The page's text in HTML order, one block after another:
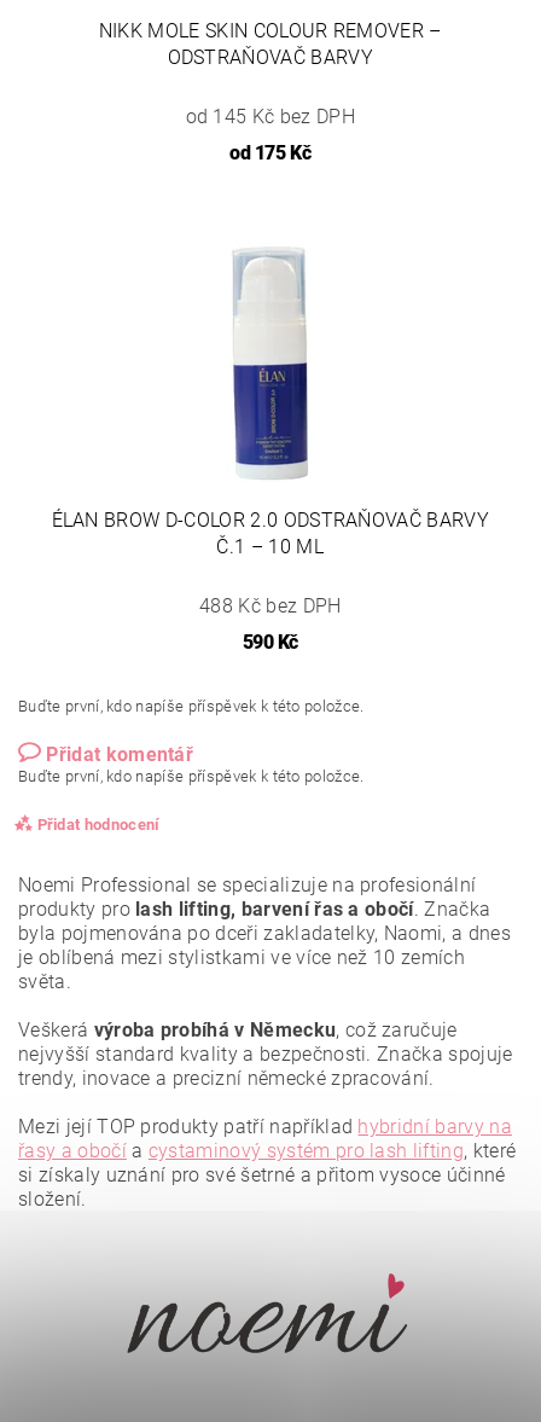
NIKK MOLE SKIN COLOUR REMOVER –
ODSTRAŇOVAČ BARVY
od 145 Kč bez DPH
od175 Kč
ÉLAN BROW D-COLOR 2.0 ODSTRAŇOVAČ BARVY
Č.1 – 10 ML
488 Kč bez DPH
590 Kč
Buďte první, kdo napíše příspěvek k této položce.
Přidat komentář
Buďte první, kdo napíše příspěvek k této položce.
Přidat hodnocení
Vložením hodnocení souhlasíte se
Noemi Professional se specializuje na profesionální
produkty pro lash lifting, barvení řas a obočí. Značka
byla pojmenována po dceři zakladatelky, Naomi, a dnes
je oblíbená mezi stylistkami ve více než 10 zemích
světa.
Veškerá výroba probíhá v Německu, což zaručuje
nejvyšší standard kvality a bezpečnosti. Značka spojuje
trendy, inovace a precizní německé zpracování.
Mezi její TOP produkty patří například hybridní barvy na
řasy a obočía cystaminový systém pro lash lifting, které
si získaly uznání pro své šetrné a přitom vysoce účinné
složení.